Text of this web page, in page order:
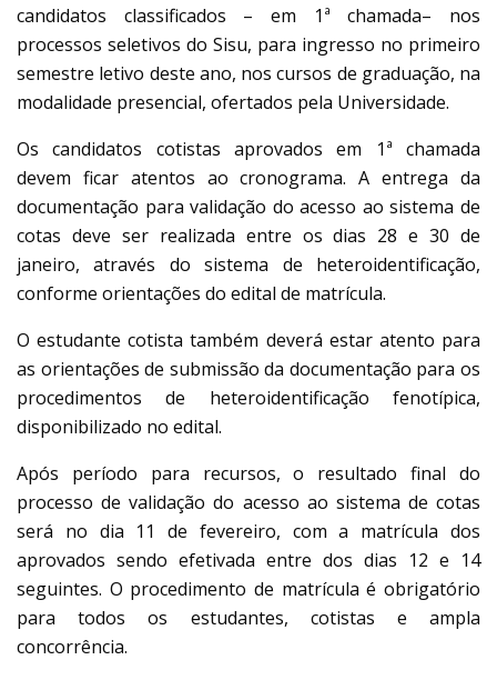
candidatos classificados – em 1ª chamada– nos
processos seletivos do Sisu, para ingresso no primeiro
semestre letivo deste ano, nos cursos de graduação, na
modalidade presencial, ofertados pela Universidade.
Os candidatos cotistas aprovados em 1ª chamada
devem ficar atentos ao cronograma. A entrega da
documentação para validação do acesso ao sistema de
cotas deve ser realizada entre os dias 28 e 30 de
janeiro, através do sistema de heteroidentificação,
conforme orientações do edital de matrícula.
O estudante cotista também deverá estar atento para
as orientações de submissão da documentação para os
procedimentos de heteroidentificação fenotípica,
disponibilizado no edital.
Após período para recursos, o resultado final do
processo de validação do acesso ao sistema de cotas
será no dia 11 de fevereiro, com a matrícula dos
aprovados sendo efetivada entre dos dias 12 e 14
seguintes. O procedimento de matrícula é obrigatório
para todos os estudantes, cotistas e ampla
concorrência.